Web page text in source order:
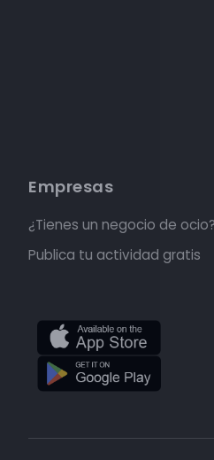
Empresas
¿Tienes un negocio de ocio?
Publica tu actividad gratis